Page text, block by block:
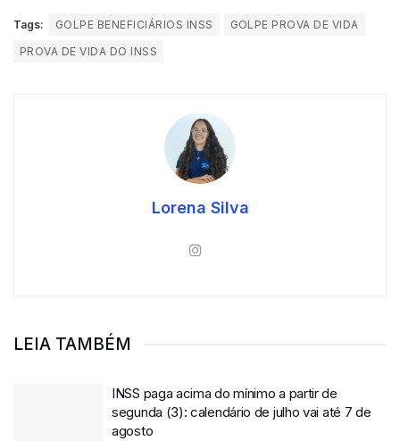
Tags: GOLPE BENEFICIÁRIOS INSS
GOLPE PROVA DE VIDA
PROVA DE VIDA DO INSS
Lorena Silva
LEIA TAMBÉM
INSS paga acima do mínimo a partir de
segunda (3): calendário de julho vai até 7 de
agosto